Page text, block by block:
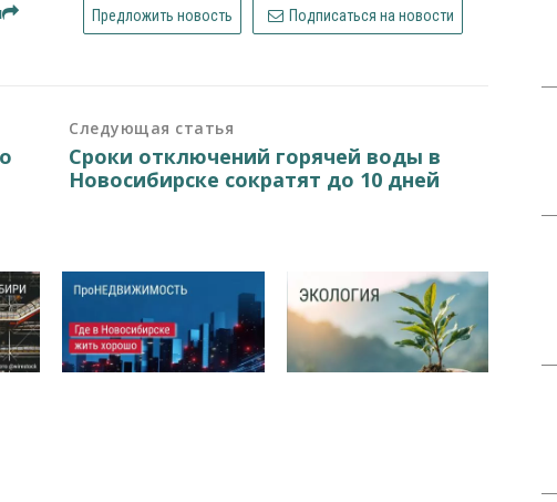
Предложить новость Подписаться на новости
Следующая статья
Сроки отключений горячей воды в
Новосибирске сократят до 10 дней